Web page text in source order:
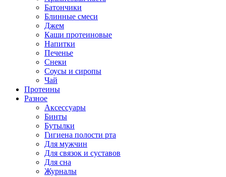
Батончики
Блинные смеси
Джем
Каши протеиновые
Напитки
Печенье
Снеки
Соусы и сиропы
Чай
Протеины
Разное
Аксессуары
Бинты
Бутылки
Гигиена полости рта
Для мужчин
Для связок и суставов
Для сна
Журналы